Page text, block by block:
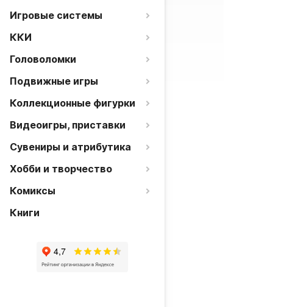
Игровые системы
ККИ
Головоломки
Подвижные игры
Коллекционные фигурки
Видеоигры, приставки
Сувениры и атрибутика
Хобби и творчество
Комиксы
Книги